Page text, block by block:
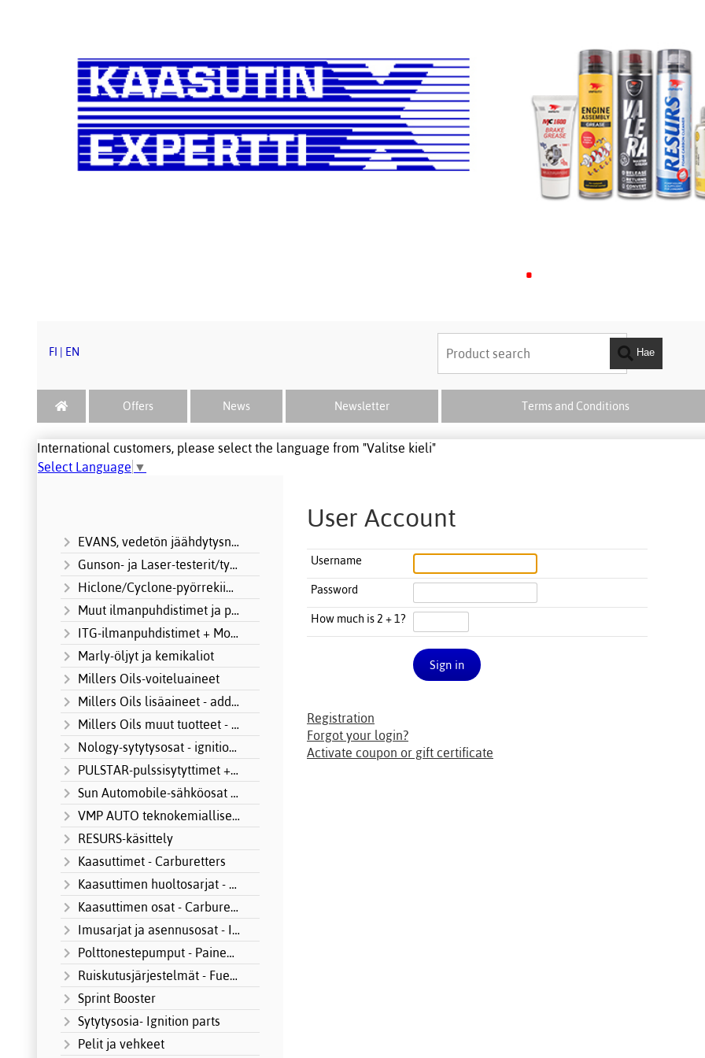
.
FI EN Hae
Offers News Newsletter Terms and Conditions
International customers, please select the language from "Valitse kieli"
Select Language ▼
EVANS, vedetön jäähdytysneste
Gunson- ja Laser-testerit/työkalut
Hiclone/Cyclone-pyörrekiihdyttimet
Muut ilmanpuhdistimet ja panokset
ITG-ilmanpuhdistimet + Motorsport
Marly-öljyt ja kemikaliot
Millers Oils-voiteluaineet
Millers Oils lisäaineet - additives
Millers Oils muut tuotteet - other produ
Nology-sytytysosat - ignition systems
PULSTAR-pulssisytyttimet + Motorsport
Sun Automobile-sähköosat MOTORSPORT
VMP AUTO teknokemialliset tuotteet
RESURS-käsittely
Kaasuttimet - Carburetters
Kaasuttimen huoltosarjat - Carburetter S
Kaasuttimen osat - Carburetter parts
Imusarjat ja asennusosat - Intake manifo
Polttonestepumput - Paineensäätimet
Ruiskutusjärjestelmät - Fuel Injection
Sprint Booster
Sytytysosia- Ignition parts
Pelit ja vehkeet
User Account
Username
Password
How much is 2 +1?
Registration
Forgot your login?
Activate coupon or gift certificate